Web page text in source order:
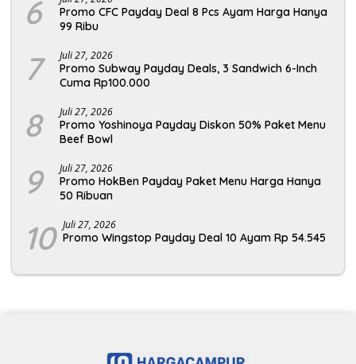
6
Promo CFC Payday Deal 8 Pcs Ayam Harga Hanya
99 Ribu
7 Juli 27, 2026
Promo Subway Payday Deals, 3 Sandwich 6-Inch
Cuma Rp100.000
8 Juli 27, 2026
Promo Yoshinoya Payday Diskon 50% Paket Menu
Beef Bowl
9 Juli 27, 2026
Promo HokBen Payday Paket Menu Harga Hanya
50 Ribuan
10 Juli 27, 2026
Promo Wingstop Payday Deal 10 Ayam Rp 54.545